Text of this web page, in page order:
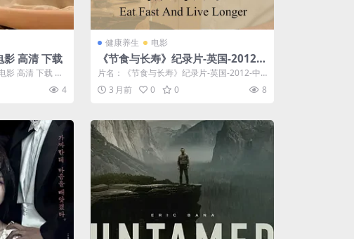
影 高清 下载
影 高清 下载 分
4
健康养生 电影
《节食与长寿》纪录片-英国-2012-
中字-免费-限时转存[夸克网盘]
片名：《节食与长寿》纪录片-英国-2012-中
字-免费-限时转存[夸克网盘] 分...
3 月前 0 0 8